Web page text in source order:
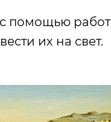
помощью работ
их на свет.